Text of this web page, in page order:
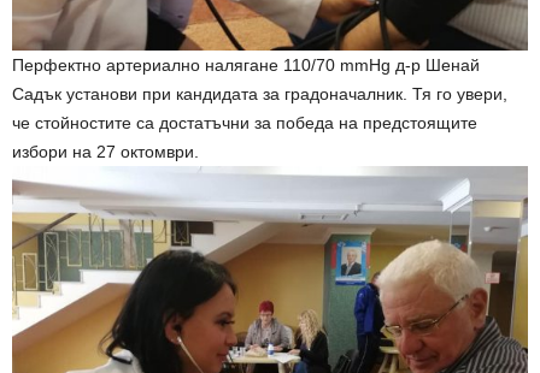
Перфектно артериално налягане 110/70 mmHg д-р Шенай
Садък установи при кандидата за градоначалник. Тя го увери,
че стойностите са достатъчни за победа на предстоящите
избори на 27 октомври.